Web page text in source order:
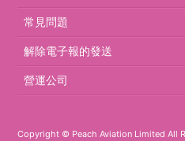
常見問題
解除電子報的發送
營運公司
Copyright © Peach Aviation Limited All